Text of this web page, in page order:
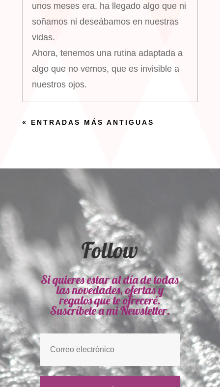
unos meses era, ha llegado algo que ni
soñamos ni deseábamos en nuestras
vidas.
Ahora, tenemos una rutina adaptada a
algo que no vemos, que es invisible a
nuestros ojos.
« ENTRADAS MÁS ANTIGUAS
Follow
Si quieres estar al día de todas
las novedades, ofertas y
regalos que te ofreceré.
Suscríbete a mi Newsletter.